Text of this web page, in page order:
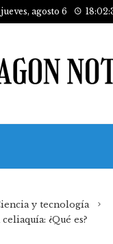
jueves, agosto 6
y tecnología
¿Qué es?